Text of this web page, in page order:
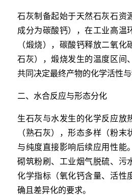
石灰制备起始于天然石灰石资
成分为碳酸钙），在工业高温
（煅烧），碳酸钙释放二氧
石灰），煅烧发生的温度区间
共同决定最终产物的化学活性与
二、水合反应与形态分化
生石灰与水发生的化学反应放
（熟石灰），形态多样（粉
与纯度直接影响后续应用性能
砌筑粉刷、工业烟气脱硫、污
化学指标（氧化钙含量、活性
确且差异化的要求。